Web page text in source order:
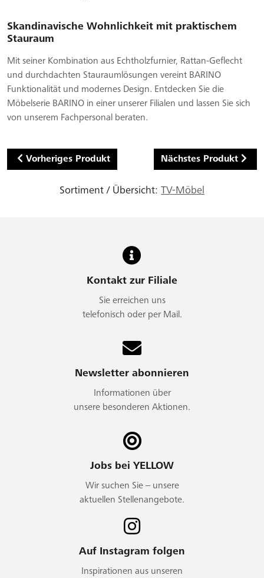
Skandinavische Wohnlichkeit mit praktischem
Stauraum
Mit seiner Kombination aus Echtholzfurnier, Rattan-Geflecht
und durchdachten Stauraumlösungen vereint BARINO
Funktionalität und modernes Design. Entdecken Sie die
Möbelserie BARINO in einer unserer Filialen und lassen Sie sich
von unserem Fachpersonal beraten.
Vorheriges Produkt Nächstes Produkt
Sortiment / Übersicht: TV-Möbel
Kontakt zur Filiale
Sie erreichen uns
telefonisch oder per Mail.
Newsletter abonnieren
Informationen über
unsere besonderen Aktionen.
Jobs bei YELLOW
Wir suchen Sie – unsere
aktuellen Stellenangebote.
Auf Instagram folgen
Inspirationen aus unseren